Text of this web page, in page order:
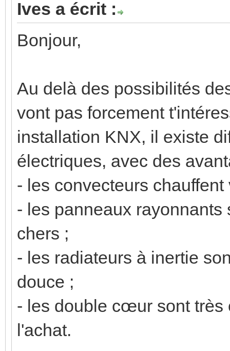
Ives a écrit :
Bonjour,
Au delà des possibilités
vont pas forcement
installation KNX, il existe
électriques, avec des
- les convecteurs
- les panneaux
chers ;
- les radiateurs à inertie
douce ;
- les double cœur sont très
l'achat.